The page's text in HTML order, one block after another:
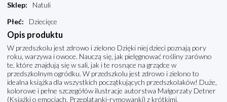
Sklep:
Natuli
Płeć: Dziecięce
Opis produktu
W przedszkolu jest zdrowo i zielono Dzięki niej dzieci poznają pory
roku, warzywa i owoce. Nauczą się, jak pielęgnować rośliny zarówno
te, które znajdują się w sali, jak i te rosnące na grządce w
przedszkolnym ogródku. W przedszkolu jest zdrowo i zielono to
idealna książka dla wszystkich początkujących przedszkolaków! Duże,
kolorowe i pełne szczegółów ilustracje autorstwa Małgorzaty Detner
(Książki o emocjach, Przeplatanki-rymowanki) z krótkimi,